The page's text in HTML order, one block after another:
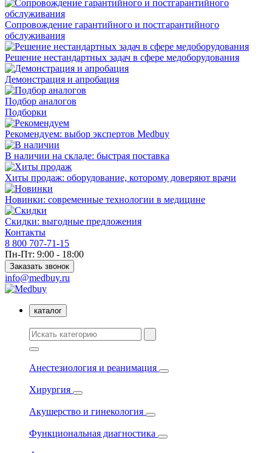
Сопровождение гарантийного и постгарантийного
обслуживания
Решение нестандартных задач в сфере медоборудования
Демонстрация и апробация
Подбор аналогов
Подборки
Рекомендуем: выбор экспертов Medbuy
В наличии на складе: быстрая поставка
Хиты продаж: оборудование, которому доверяют врачи
Новинки: современные технологии в медицине
Скидки: выгодные предложения
Контакты
8 800 707-71-15
Пн-Пт: 9:00 - 18:00
Заказать звонок
info@medbuy.ru
каталог
Анестезиология и реанимация
Хирургия
Акушерство и гинекология
Функциональная диагностика